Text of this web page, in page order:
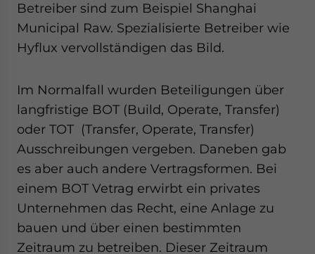
Betreiber sind zum Beispiel Shanghai
Municipal Raw. Spezialisierte Betreiber wie
Hyflux vervollständigen das Bild.
Im Normalfall wurden Beteiligungen über
langfristige BOT (Build, Operate, Transfer)
oder TOT (Transfer, Operate, Transfer)
Ausschreibungen vergeben. Daneben gab
es aber auch andere Vertragsformen. Bei
einem BOT Vetrag erwirbt ein privates
Unternehmen das Recht, eine Anlage zu
bauen und über einen bestimmten
Zeitraum zu betreiben. Dieser Zeitraum